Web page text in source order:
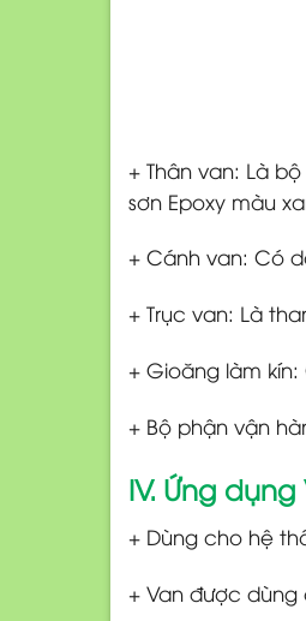
+ Thân van: Là
sơn Epoxy màu
+ Cánh van: Có
+ Trục van: Là
+ Gioăng làm kín:
+ Bộ phận vận
IV. Ứng
+ Dùng cho hệ
+ Van được